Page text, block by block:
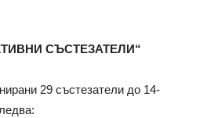
СЪСТЕЗАТЕЛИ“
29 състезатели до 14-